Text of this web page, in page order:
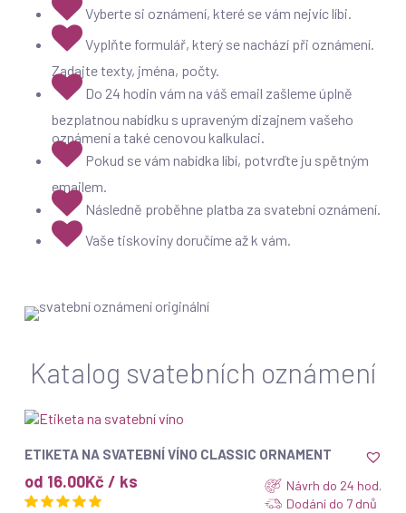
Vyberte si oznámení, které se vám nejvíc líbi.
Vyplňte formulář, který se nachází při oznámení.
Zadajte texty, jména, počty.
Do 24 hodin vám na váš email zašleme úplně
bezplatnou nabídku s upraveným dizajnem vašeho
oznámení a také cenovou kalkulaci.
Pokud se vám nabídka líbí, potvrďte ju spětným
emailem.
Následně proběhne platba za svatební oznámení.
Vaše tiskoviny doručíme až k vám.
Katalog svatebních oznámení
ZOBRAZIT
ETIKETA NA SVATEBNÍ VÍNO CLASSIC ORNAMENT
od 16.00Kč / ks
Návrh do 24 hod.
Dodání do 7 dnů